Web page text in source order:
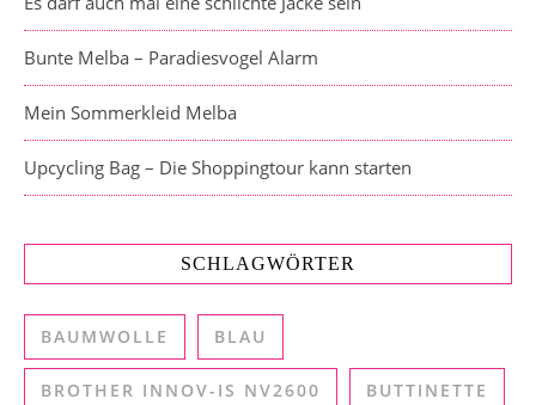
Bunte Melba – Paradiesvogel Alarm
Mein Sommerkleid Melba
Upcycling Bag – Die Shoppingtour kann starten
SCHLAGWÖRTER
BAUMWOLLE BLAU
BROTHER INNOV-IS NV2600 BUTTINETTE